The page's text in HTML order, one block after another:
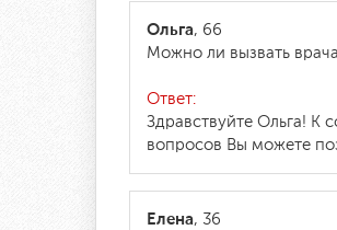
Ольга, 66
Можно ли вызвать
Ответ:
Здравствуйте Ольга! К
вопросов Вы можете
Елена, 36